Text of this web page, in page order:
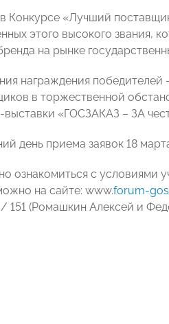
Конкурсе «Лучший
этого высокого звания,
на рынке
награждения
в торжественной
«ГОСЗАКАЗ – ЗА
день приема заявок 18
ознакомиться с условиями
на сайте: www.forum-
151 (Ромашкин Алексей и